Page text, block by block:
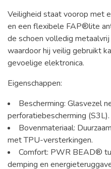
Veiligheid staat voorop met
en een flexibele FAP®lite
de schoen volledig
waardoor hij veilig gebruikt
gevoelige elektronica.
Eigenschappen:
Bescherming: Glasvezel
perforatiebescherming (S3L).
Bovenmateriaal:
met TPU-versterkingen.
Comfort: PWR BEAD®
demping en